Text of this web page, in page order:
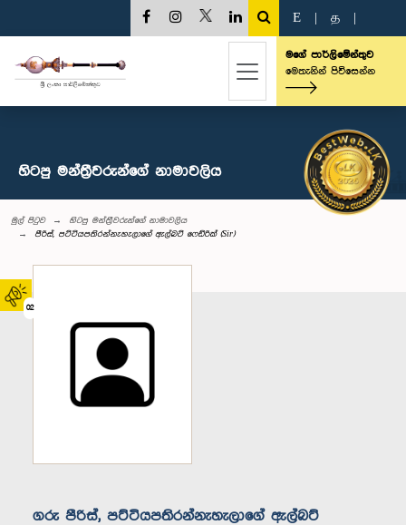
02
E த
මගේ පාර්ලිමේන්තුව
මෙතැනින් පිවිසෙන්න
හිටපු මන්ත්‍රීවරුන්ගේ නාමාවලිය
මුල් පිටුව
හිටපු මන්ත්‍රීවරුන්ගේ නාමාවලිය
පීරිස්, පට්ටියපතිරන්නැහැලාගේ ඇල්බට් ෆෙඩ්රික් (Sir)
ගරු පීරිස්, පට්ටියපතිරන්නැහැලාගේ ඇල්බට්